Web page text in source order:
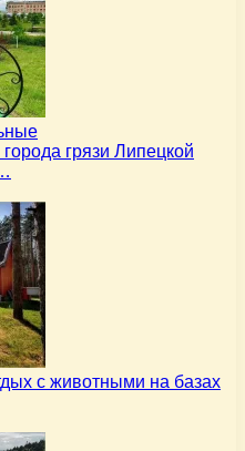
грязи Липецкой
с животными на базах